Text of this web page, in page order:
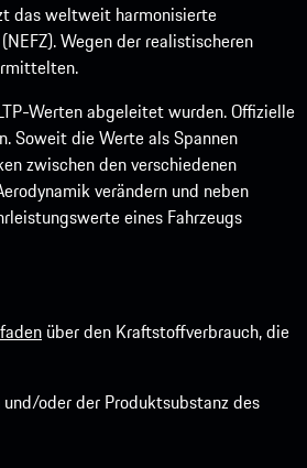
das weltweit harmonisierte
Wegen der realistischeren
Werten abgeleitet wurden. Offizielle
Soweit die Werte als Spannen
zwischen den verschiedenen
verändern und neben
eines Fahrzeugs
über den Kraftstoffverbrauch, die
oder der Produktsubstanz des